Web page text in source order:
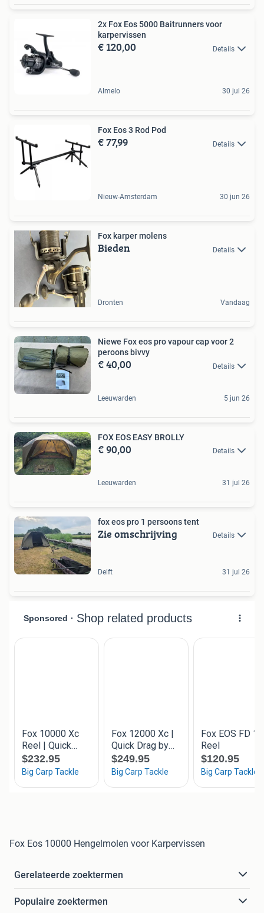
2x Fox Eos 5000 Baitrunners voor
karpervissen
€ 120,00 Details
Almelo 30 jul 26
Fox Eos 3 Rod Pod
€ 77,99 Details
Nieuw-Amsterdam 30 jun 26
Fox karper molens
Bieden Details
Dronten Vandaag
Niewe Fox eos pro vapour cap voor 2
peroons bivvy
€ 40,00 Details
Leeuwarden 5 jun 26
FOX EOS EASY BROLLY
€ 90,00 Details
Leeuwarden 31 jul 26
fox eos pro 1 persoons tent
Zie omschrijving Details
Delft 31 jul 26
Fox Eos 10000 Hengelmolen voor Karpervissen
Gerelateerde zoektermen
Populaire zoektermen